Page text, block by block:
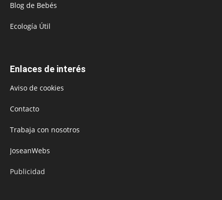
Blog de Bebés
Ecología Útil
Enlaces de interés
Aviso de cookies
Contacto
Trabaja con nosotros
JoseanWebs
Publicidad